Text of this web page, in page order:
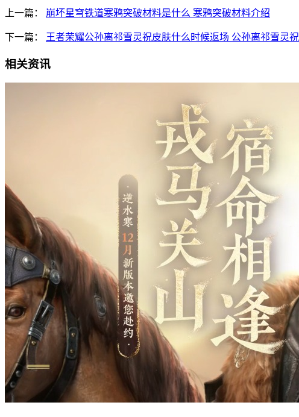
上一篇： 崩坏星穹铁道寒鸦突破材料是什么 寒鸦突破材料介绍
下一篇： 王者荣耀公孙离祁雪灵祝皮肤什么时候返场 公孙离祁雪灵
相关资讯